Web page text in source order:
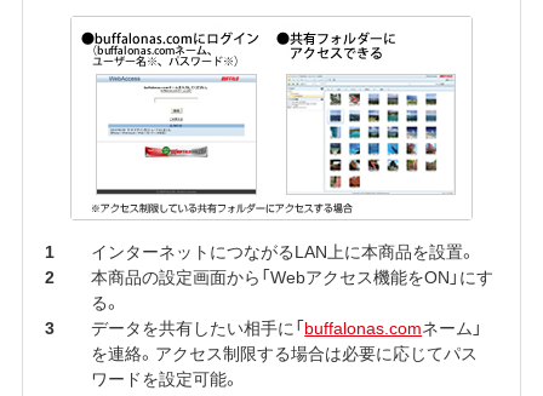
インターネットにつながるLAN上に本商品を設置。
本商品の設定画面から「Webアクセス機能をON」にす
る。
データを共有したい相手に「buffalonas.comネーム」
を連絡。アクセス制限する場合は必要に応じてパス
ワードを設定可能。